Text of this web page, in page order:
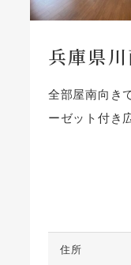
兵庫県
全部屋南向き
ーゼット付き
住所